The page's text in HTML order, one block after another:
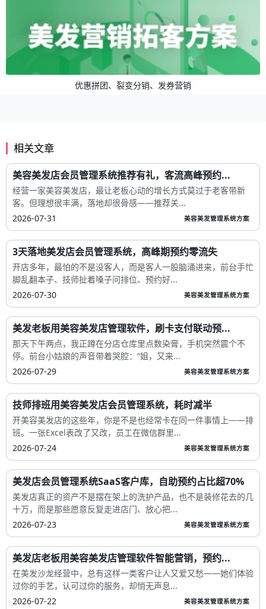
优惠拼团、裂变分销、发券营销
相关文章
美容美发店会员管理系统推荐有礼，客流高峰预约...
经营一家美容美发店，最让老板心动的增长方式莫过于老客带新
客。但理想很丰满，落地却很骨感——推荐关...
2026-07-31
美容美发管理系统方案
3天落地美发店会员管理系统，高峰期预约零流失
开店多年，最怕的不是没客人，而是客人一股脑涌进来，前台手忙
脚乱翻本子、技师扯着嗓子问排位、预约好...
2026-07-30
美容美发管理系统方案
美发老板用美容美发店管理软件，刷卡支付联动预...
那天下午两点，我正蹲在分店仓库里点数染膏，手机突然震个不
停。前台小姑娘的声音带着哭腔：“姐，又来...
2026-07-29
美容美发管理系统方案
技师排班用美容美发店会员管理系统，耗时减半
开美容美发店的这些年，你是不是也经常卡在同一件事情上——排
班。一张Excel表改了又改，员工在微信群里...
2026-07-24
美容美发管理系统方案
美发店会员管理系统SaaS客户库，自助预约占比超70%
美发店真正的资产不是摆在架上的洗护产品，也不是装修花去的几
十万，而是那些愿意反复走进店门、放心把...
2026-07-23
美容美发管理系统方案
美发店老板用美容美发店管理软件智能营销，预约...
在美发沙龙经营中，总有这样一类客户让人又爱又愁——她们体验
过你的手艺，认可过你的服务，却悄无声息...
2026-07-22
美容美发管理系统方案